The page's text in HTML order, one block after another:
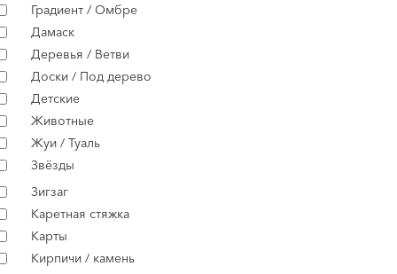
Градиент / Омбре
Дамаск
Деревья / Ветви
Доски / Под дерево
Детские
Животные
Жуи / Туаль
Звёзды
Зигзаг
Каретная стяжка
Карты
Кирпичи / камень